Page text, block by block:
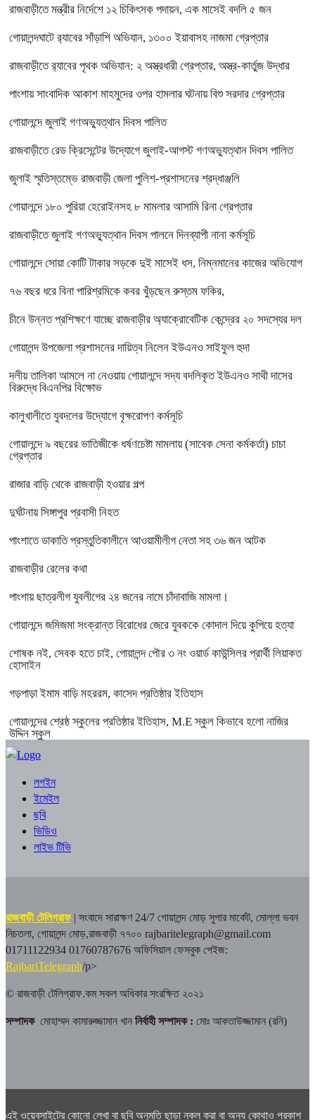
রাজবাড়ীতে মন্ত্রীর নির্দেশে ১২ চিকিৎসক পদায়ন, এক মাসেই বদলি ৫ জন
গোয়ালন্দঘাটে র‌্যাবের সাঁড়াশি অভিযান, ১৩০০ ইয়াবাসহ নাজমা গ্রেপ্তার
রাজবাড়ীতে র‌্যাবের পৃথক অভিযান: ২ অস্ত্রধারী গ্রেপ্তার, অস্ত্র-কার্তুজ উদ্ধার
পাংশায় সাংবাদিক আকাশ মাহমুদের ওপর হামলার ঘটনায় বিশু সরদার গ্রেপ্তার
গোয়ালন্দে জুলাই গণঅভ্যুত্থান দিবস পালিত
রাজবাড়ীতে রেড ক্রিসেন্টের উদ্যোগে জুলাই-আগস্ট গণঅভ্যুত্থান দিবস পালিত
জুলাই স্মৃতিস্তম্ভে রাজবাড়ী জেলা পুলিশ-প্রশাসনের শ্রদ্ধাঞ্জলি
গোয়ালন্দে ১৮০ পুরিয়া হেরোইনসহ ৮ মামলার আসামি রিনা গ্রেপ্তার
রাজবাড়ীতে জুলাই গণঅভ্যুত্থান দিবস পালনে দিনব্যাপী নানা কর্মসূচি
গোয়ালন্দে সোয়া কোটি টাকার সড়কে দুই মাসেই ধস, নিম্নমানের কাজের অভিযোগ
৭৬ বছর ধরে বিনা পারিশ্রমিকে কবর খুঁড়ছেন রুস্তম ফকির,
চীনে উন্নত প্রশিক্ষণে যাচ্ছে রাজবাড়ীর অ্যাক্রোবেটিক কেন্দ্রের ২০ সদস্যের দল
গোয়ালন্দ উপজেলা প্রশাসনের দায়িত্ব নিলেন ইউএনও সাইফুল হুদা
দলীয় তালিকা আমলে না নেওয়ায় গোয়ালন্দে সদ্য বদলিকৃত ইউএনও সাথী দাসের
বিরুদ্ধে বিএনপির বিক্ষোভ
কালুখালীতে যুবদলের উদ্যোগে বৃক্ষরোপণ কর্মসূচি
গোয়ালন্দে ৯ বছরের ভাতিজীকে ধর্ষণচেষ্টা মামলায় (সাবেক সেনা কর্মকর্তা) চাচা
গ্রেপ্তার
রাজার বাড়ি থেকে রাজবাড়ী হওয়ার গল্প
দুর্ঘটনায় সিঙ্গাপুর প্রবাসী নিহত
পাংশাতে ডাকাতি প্রস্তুতিকালীনে আওয়ামীলীগ নেতা সহ ৩৬ জন আটক
রাজবাড়ীর রেলের কথা
পাংশায় ছাত্রলীগ যুবলীগের ২৪ জনের নামে চাঁদাবাজি মামলা।
গোয়ালন্দে জমিজমা সংক্রান্ত বিরোধের জেরে যুবককে কোদাল দিয়ে কুপিয়ে হত্যা
শোষক নই, সেবক হতে চাই, গোয়ালন্দ পৌর ৩ নং ওয়ার্ড কাউন্সিলর প্রার্থী লিয়াকত
হোসাইন
গড়পাড়া ইমাম বাড়ি মহররম, কাসেদ প্রতিষ্ঠার ইতিহাস
গোয়ালন্দের শ্রেষ্ঠ স্কুলের প্রতিষ্ঠার ইতিহাস, M.E স্কুল কিভাবে হলো নাজির
উদ্দিন স্কুল
লগইন
ইমেইল
ছবি
ভিডিও
লাইভ টিভি
রাজবাড়ী টেলিগ্রাফ | সংবাদে সারাক্ষণ 24/7 গোয়ালন্দ মোড় সুপার মার্কেট, মোল্লা ভবন
নিচতলা, গোয়ালন্দ মোড়,রাজবাড়ী ৭৭০০ rajbaritelegraph@gmail.com
01711122934 01760787676 অফিসিয়াল ফেসবুক পেইজ:
RajbariTelegraph/p>
© রাজবাড়ী টেলিগ্রাফ.কম সকল অধিকার সংরক্ষিত ২০২১
সম্পাদক মোহাম্মদ কামারুজ্জামান খান নির্বাহী সম্পাদক : মোঃ আকতাউজ্জামান (রনি)
এই ওয়েবসাইটের কোনো লেখা বা ছবি অনুমতি ছাড়া নকল করা বা অন্য কোথাও প্রকাশ